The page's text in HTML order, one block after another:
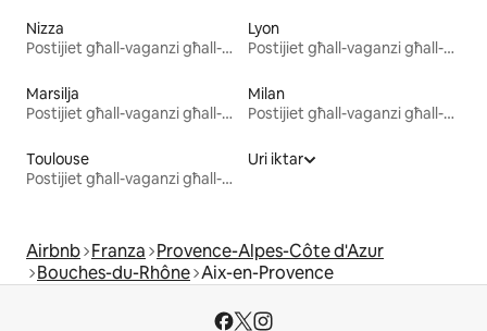
Nizza
Postijiet għall-vaganzi għall-kiri
Lyon
Postijiet għall-vaganzi għall-kiri
Marsilja
Postijiet għall-vaganzi għall-kiri
Milan
Postijiet għall-vaganzi għall-kiri
Toulouse
Postijiet għall-vaganzi għall-kiri
Uri iktar
Airbnb Franza Provence-Alpes-Côte d'Azur
Bouches-du-Rhône Aix-en-Provence